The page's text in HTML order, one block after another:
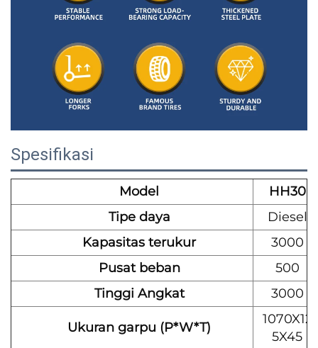
Spesifikasi
Model
HH30
Tipe daya
Diesel
Kapasitas terukur
3000
Pusat beban
500
Tinggi Angkat
3000
Ukuran garpu (P*W*T)
1070X12
5X45